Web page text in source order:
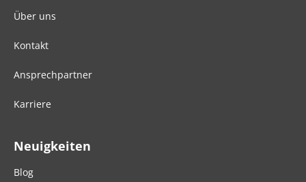
Über uns
Kontakt
Ansprechpartner
Karriere
Neuigkeiten
Blog